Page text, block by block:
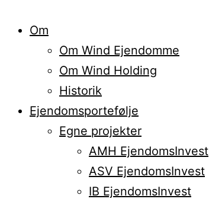
Om
Om Wind Ejendomme
Om Wind Holding
Historik
Ejendomsportefølje
Egne projekter
AMH EjendomsInvest
ASV EjendomsInvest
IB EjendomsInvest